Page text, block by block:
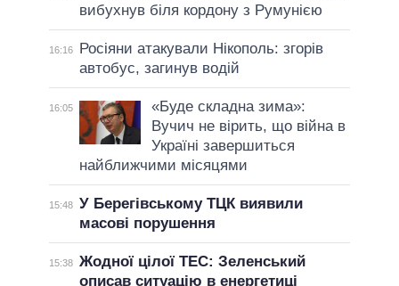
вибухнув біля кордону з Румунією
16:16
Росіяни атакували Нікополь: згорів
автобус, загинув водій
16:05
«Буде складна зима»:
Вучич не вірить, що війна в
Україні завершиться
найближчими місяцями
15:48 У Берегівському ТЦК виявили
масові порушення
15:38 Жодної цілої ТЕС: Зеленський
описав ситуацію в енергетиці